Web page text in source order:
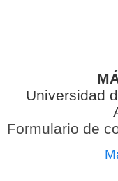
Universidad
Formulario de